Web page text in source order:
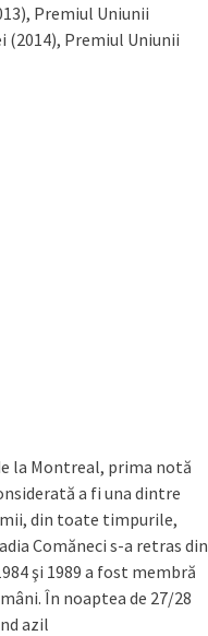
Premiul Uniunii
(2014), Premiul Uniunii
la Montreal, prima notă
a fi una dintre
din toate timpurile,
Comăneci s-a retras din
şi 1989 a fost membră
În noaptea de 27/28
azil